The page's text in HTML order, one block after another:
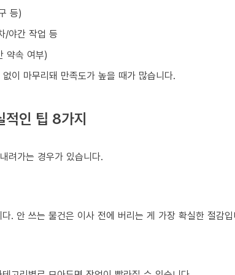
등)
/야간 작업 등
약속 여부)
이 마무리돼 만족도가 높을 때가 많습니다.
적인 팁 8가지
려가는 경우가 있습니다.
. 안 쓰는 물건은 이사 전에 버리는 게 가장 확실한 절감